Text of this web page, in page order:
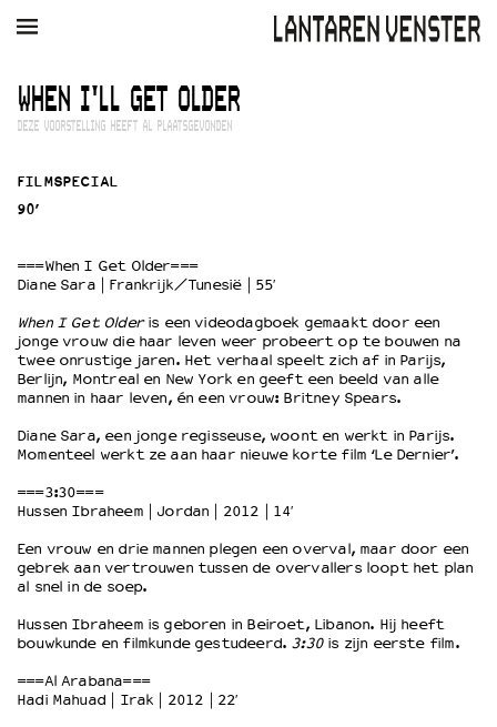
AGENDA FILM MUZIEK RESTAURANT
Winkelmandje
Zoek
Kaartverkoop
EDUCATIE
Schoolvoorstellingen
Filmprogramma’s VO/MBO
OVER LANTARENVENSTER
Wat we doen
Wie is wie
Historie
WHEN I'LL GET OLDER
DEZE VOORSTELLING HEEFT AL PLAATSGEVONDEN
FILMSPECIAL
90’
===When I Get Older===
Diane Sara | Frankrijk/Tunesië | 55′
When I Get Olderis een videodagboek gemaakt door een
jonge vrouw die haar leven weer probeert op te bouwen na
twee onrustige jaren. Het verhaal speelt zich af in Parijs,
Berlijn, Montreal en New York en geeft een beeld van alle
mannen in haar leven, én een vrouw: Britney Spears.
Diane Sara, een jonge regisseuse, woont en werkt in Parijs.
Momenteel werkt ze aan haar nieuwe korte film ‘Le Dernier’.
===3:30===
Hussen Ibraheem | Jordan | 2012 | 14′
Een vrouw en drie mannen plegen een overval, maar door een
gebrek aan vertrouwen tussen de overvallers loopt het plan
al snel in de soep.
Hussen Ibraheem is geboren in Beiroet, Libanon. Hij heeft
bouwkunde en filmkunde gestudeerd. 3:30is zijn eerste film.
===Al Arabana===
Hadi Mahuad | Irak | 2012 | 22′